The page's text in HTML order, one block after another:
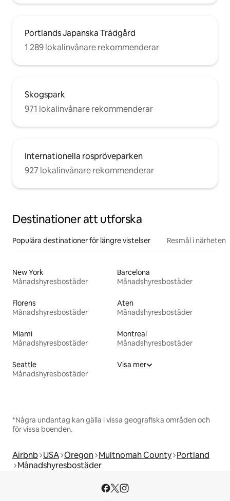
Portlands Japanska Trädgård
1 289 lokalinvånare rekommenderar
Skogspark
971 lokalinvånare rekommenderar
Internationella rospröveparken
927 lokalinvånare rekommenderar
Destinationer att utforska
Populära destinationer för längre vistelser Resmål i närheten
New York
Månadshyresbostäder
Barcelona
Månadshyresbostäder
Florens
Månadshyresbostäder
Aten
Månadshyresbostäder
Miami
Månadshyresbostäder
Montreal
Månadshyresbostäder
Seattle
Månadshyresbostäder
Visa mer
*Några undantag kan gälla i vissa geografiska områden och
för vissa boenden.
Airbnb USA Oregon Multnomah County Portland
Månadshyresbostäder